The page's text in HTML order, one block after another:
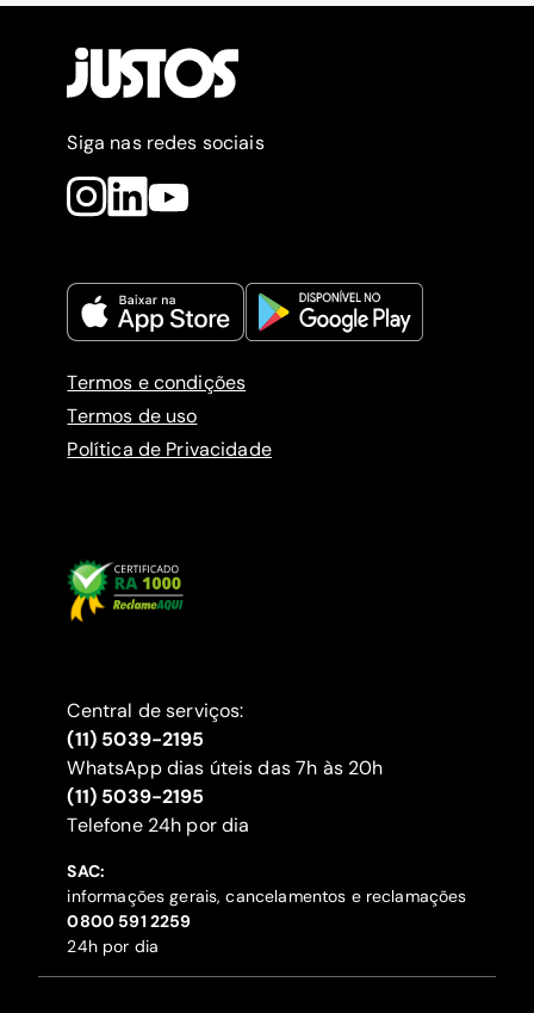
Siga nas redes sociais
Termos e condições
Termos de uso
Política de Privacidade
Central de serviços:
(11) 5039-2195
WhatsApp dias úteis das 7h às 20h
(11) 5039-2195
‍Telefone 24h por dia
SAC:
informações gerais, cancelamentos e reclamações
‍0800 591 2259
24h por dia